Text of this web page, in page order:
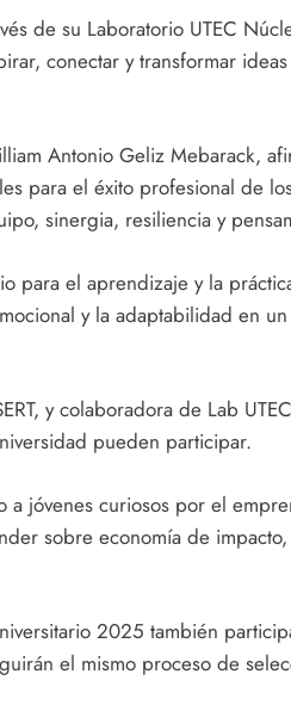
de su Laboratorio UTEC
conectar y transformar
Antonio Geliz Mebarack,
para el éxito profesional de
sinergia, resiliencia y
para el aprendizaje y la
y la adaptabilidad en
y colaboradora de Lab
pueden participar.
jóvenes curiosos por el
sobre economía de
2025 también
el mismo proceso de